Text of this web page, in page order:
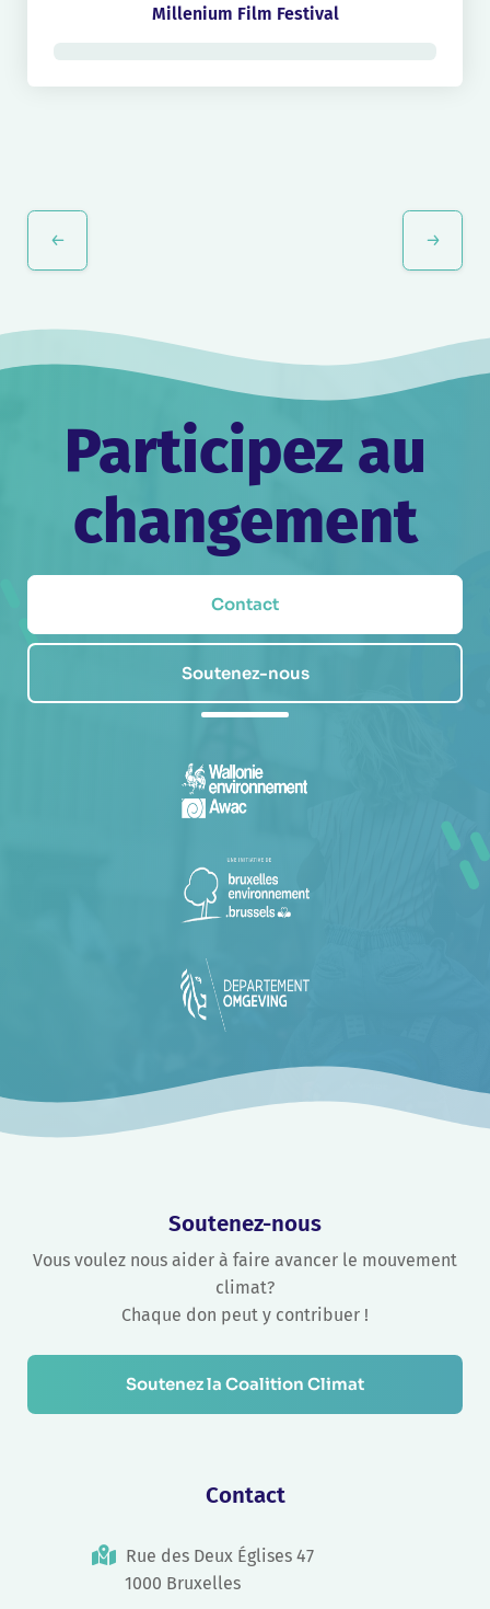
Millenium Film Festival
Évènement
Participez au
changement
Contact
Soutenez-nous
Soutenez-nous
Vous voulez nous aider à faire avancer le mouvement
climat?
Chaque don peut y contribuer !
Soutenez la Coalition Climat
Contact
Rue des Deux Églises 47
1000 Bruxelles